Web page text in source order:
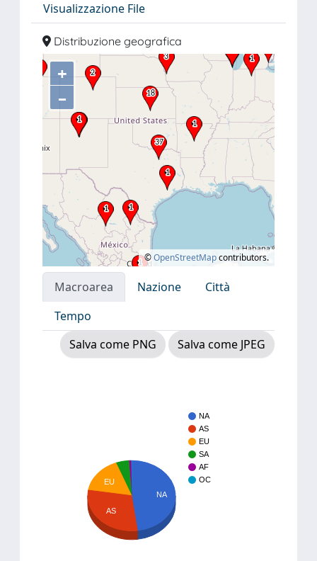
Visualizzazione File
Distribuzione geografica
+
–
©OpenStreetMapcontributors.
Macroarea Nazione
Città
Tempo
Salva come PNG
Salva come JPEG
NA
AS
EU
SA
AF
OC
NA
EU
AS